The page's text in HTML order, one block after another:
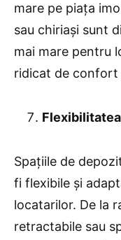
mare pe piața
sau chiriași sunt
mai mare pentru
ridicat de
Spațiile de
fi flexibile și
locatarilor. De la
retractabile sau